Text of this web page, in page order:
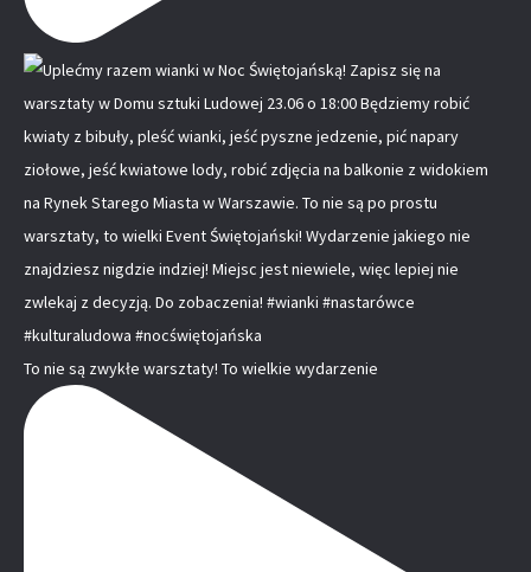
To nie są zwykłe warsztaty! To wielkie wydarzenie